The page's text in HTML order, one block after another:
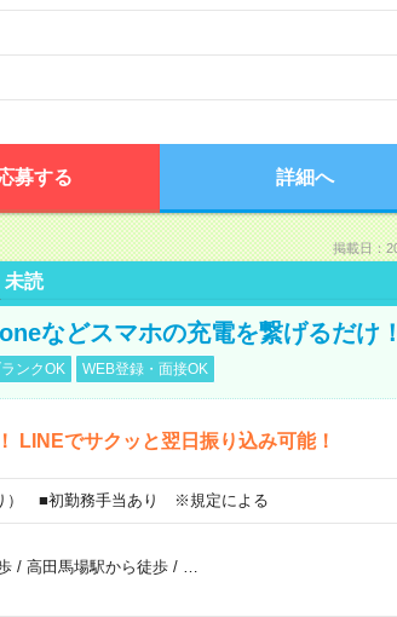
募する 詳細へ
掲載日：
未読
などスマホの充電を繋げるだけ！
ンクOK WEB登録・面接OK
LINEでサクッと翌日振り込み可能！
） ■初勤務手当あり ※規定による
/ 高田馬場駅から徒歩/